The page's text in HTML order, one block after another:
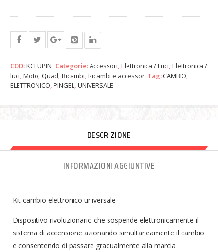
COD:KCEUPIN Categorie:Accessori, Elettronica / Luci, Elettronica /
luci, Moto, Quad, Ricambi, Ricambi e accessori Tag:CAMBIO,
ELETTRONICO, PINGEL, UNIVERSALE
DESCRIZIONE
INFORMAZIONI AGGIUNTIVE
Kit cambio elettronico universale
Dispositivo rivoluzionario che sospende elettronicamente il
sistema di accensione azionando simultaneamente il cambio
e consentendo di passare gradualmente alla marcia